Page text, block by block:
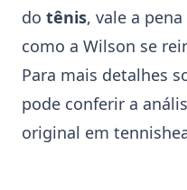
do tênis, vale a
como a Wilson se
Para mais detalhes
pode conferir a
original em